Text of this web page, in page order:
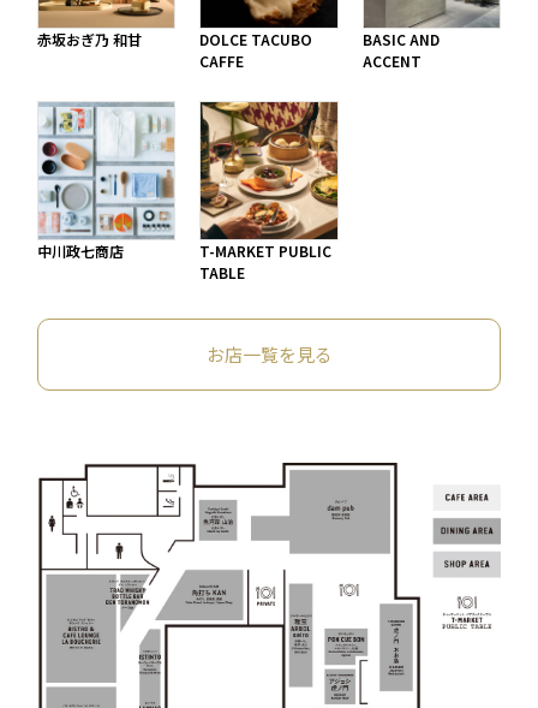
赤坂おぎ乃 和甘
DOLCE TACUBO
CAFFE
BASIC AND
ACCENT
中川政七商店
T-MARKET PUBLIC
TABLE
お店一覧を見る